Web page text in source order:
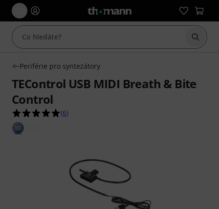
Začít
Periférie pro syntezátory
TEControl USB MIDI Breath & Bite
Control
5.0 z 5 hvězdiček z celkového počtu 6
(6)